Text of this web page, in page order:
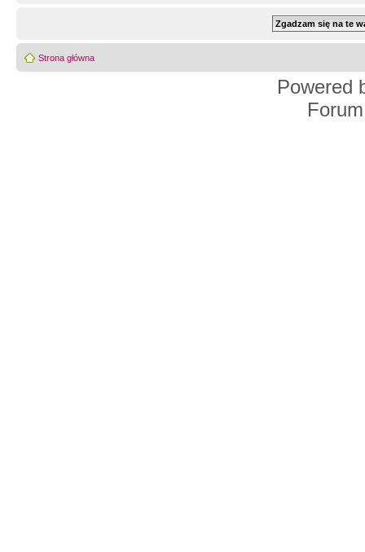
Strona główna
Powered